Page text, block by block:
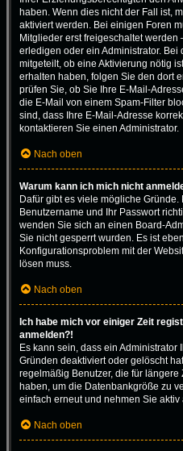
haben. Wenn dies nicht der Fall ist,
aktiviert werden. Bei einigen Foren
Mitglieder erst freigeschaltet
erledigen oder ein Administrator.
mitgeteilt, ob eine Aktivierung nötig
erhalten haben, folgen Sie den dort
prüfen Sie, ob Sie Ihre E-Mail-
die E-Mail von einem Spam-Filter
sind, dass Ihre E-Mail-Adresse
kontaktieren Sie einen Administrator.
Nach oben
Warum kann ich mich nicht
Dafür gibt es viele mögliche
Benutzername und Ihr Passwort
wenden Sie sich an einen Board-
Sie nicht gesperrt wurden. Es ist
Konfigurationsproblem mit der
lösen muss.
Nach oben
Ich habe mich vor einiger Zeit
anmelden?!
Es kann sein, dass ein
Gründen deaktiviert oder gelöscht
regelmäßig Benutzer, die für
haben, um die Datenbankgröße zu
einfach erneut und nehmen Sie
Nach oben